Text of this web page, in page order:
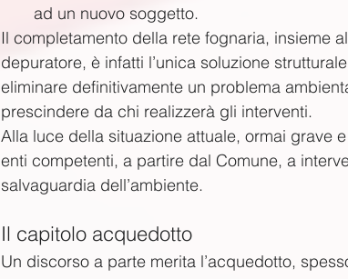
ad un nuovo soggetto.
Il completamento della rete fognaria, insieme
depuratore, è infatti l’unica soluzione
eliminare definitivamente un problema
prescindere da chi realizzerà gli interventi.
Alla luce della situazione attuale, ormai grave
enti competenti, a partire dal Comune, a
salvaguardia dell’ambiente.
Il capitolo acquedotto
Un discorso a parte merita l’acquedotto,